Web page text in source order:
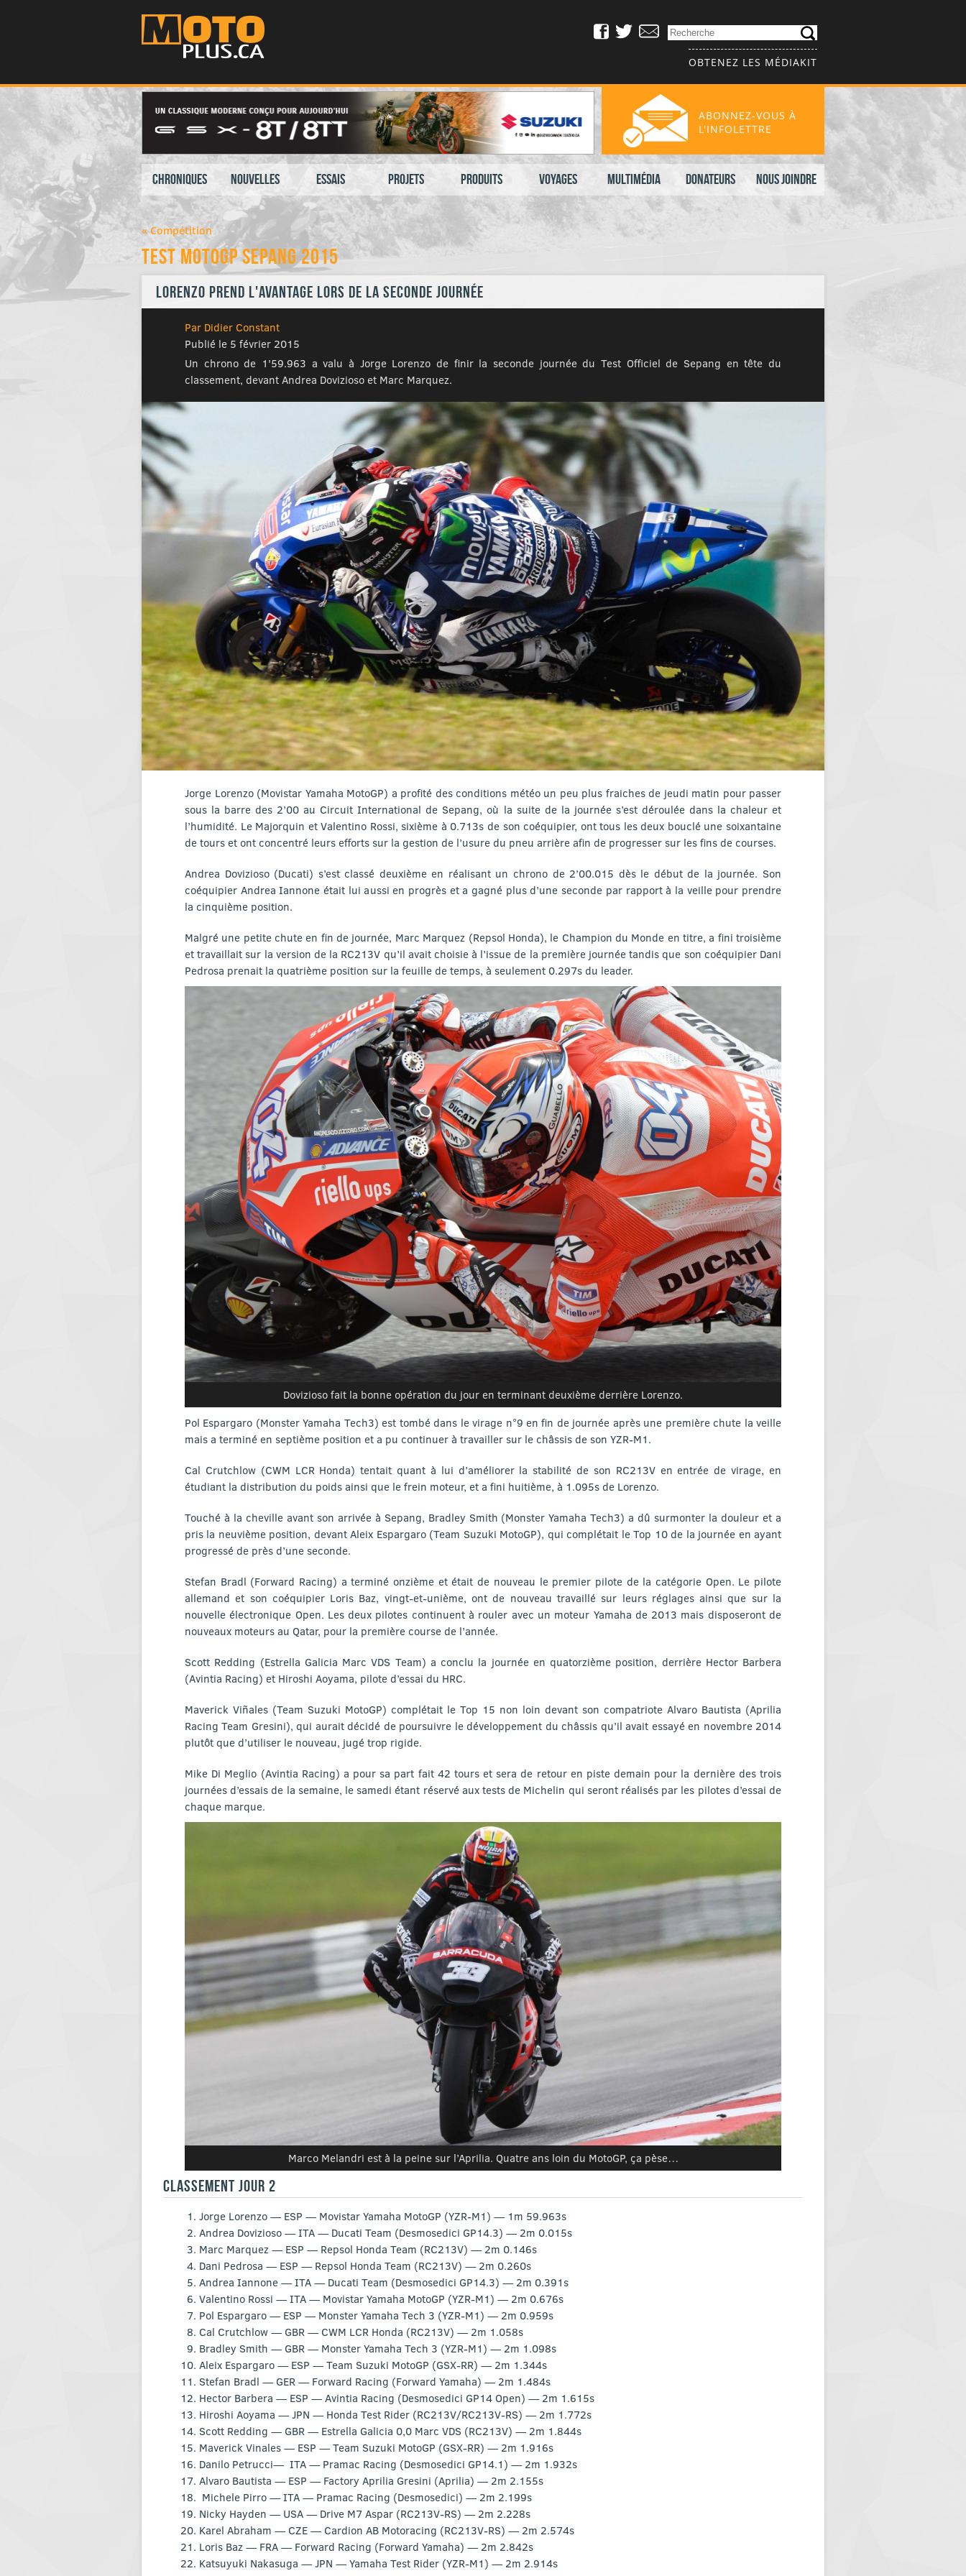
OBTENEZ LES MÉDIAKIT
Chroniques Nouvelles Essais Projets Produits Voyages Multimédia Donateurs Nous joindre
ABONNEZ-VOUS À
L'INFOLETTRE
« Compétition
Test MotoGP Sepang 2015
Lorenzo prend l'avantage lors de la seconde journée
Par Didier Constant
Publié le 5 février 2015
Un chrono de 1'59.963 a valu à Jorge Lorenzo de finir la seconde journée du Test Officiel de Sepang en tête du
classement, devant Andrea Dovizioso et Marc Marquez.
Jorge Lorenzo (Movistar Yamaha MotoGP) a profité des conditions météo un peu plus fraiches de jeudi matin pour passer
sous la barre des 2’00 au Circuit International de Sepang, où la suite de la journée s’est déroulée dans la chaleur et
l’humidité. Le Majorquin et Valentino Rossi, sixième à 0.713s de son coéquipier, ont tous les deux bouclé une soixantaine
de tours et ont concentré leurs efforts sur la gestion de l’usure du pneu arrière afin de progresser sur les fins de courses.
Andrea Dovizioso (Ducati) s’est classé deuxième en réalisant un chrono de 2’00.015 dès le début de la journée. Son
coéquipier Andrea Iannone était lui aussi en progrès et a gagné plus d’une seconde par rapport à la veille pour prendre
la cinquième position.
Malgré une petite chute en fin de journée, Marc Marquez (Repsol Honda), le Champion du Monde en titre, a fini troisième
et travaillait sur la version de la RC213V qu’il avait choisie à l’issue de la première journée tandis que son coéquipier Dani
Pedrosa prenait la quatrième position sur la feuille de temps, à seulement 0.297s du leader.
Dovizioso fait la bonne opération du jour en terminant deuxième derrière Lorenzo.
Pol Espargaro (Monster Yamaha Tech3) est tombé dans le virage n°9 en fin de journée après une première chute la veille
mais a terminé en septième position et a pu continuer à travailler sur le châssis de son YZR-M1.
Cal Crutchlow (CWM LCR Honda) tentait quant à lui d’améliorer la stabilité de son RC213V en entrée de virage, en
étudiant la distribution du poids ainsi que le frein moteur, et a fini huitième, à 1.095s de Lorenzo.
Touché à la cheville avant son arrivée à Sepang, Bradley Smith (Monster Yamaha Tech3) a dû surmonter la douleur et a
pris la neuvième position, devant Aleix Espargaro (Team Suzuki MotoGP), qui complétait le Top 10 de la journée en ayant
progressé de près d’une seconde.
Stefan Bradl (Forward Racing) a terminé onzième et était de nouveau le premier pilote de la catégorie Open. Le pilote
allemand et son coéquipier Loris Baz, vingt-et-unième, ont de nouveau travaillé sur leurs réglages ainsi que sur la
nouvelle électronique Open. Les deux pilotes continuent à rouler avec un moteur Yamaha de 2013 mais disposeront de
nouveaux moteurs au Qatar, pour la première course de l’année.
Scott Redding (Estrella Galicia Marc VDS Team) a conclu la journée en quatorzième position, derrière Hector Barbera
(Avintia Racing) et Hiroshi Aoyama, pilote d’essai du HRC.
Maverick Viñales (Team Suzuki MotoGP) complétait le Top 15 non loin devant son compatriote Alvaro Bautista (Aprilia
Racing Team Gresini), qui aurait décidé de poursuivre le développement du châssis qu’il avait essayé en novembre 2014
plutôt que d’utiliser le nouveau, jugé trop rigide.
Mike Di Meglio (Avintia Racing) a pour sa part fait 42 tours et sera de retour en piste demain pour la dernière des trois
journées d’essais de la semaine, le samedi étant réservé aux tests de Michelin qui seront réalisés par les pilotes d’essai de
chaque marque.
Marco Melandri est à la peine sur l’Aprilia. Quatre ans loin du MotoGP, ça pèse…
CLASSEMENT JOUR 2
Jorge Lorenzo — ESP — Movistar Yamaha MotoGP (YZR-M1) — 1m 59.963s
Andrea Dovizioso — ITA — Ducati Team (Desmosedici GP14.3) — 2m 0.015s
Marc Marquez — ESP — Repsol Honda Team (RC213V) — 2m 0.146s
Dani Pedrosa — ESP — Repsol Honda Team (RC213V) — 2m 0.260s
Andrea Iannone — ITA — Ducati Team (Desmosedici GP14.3) — 2m 0.391s
Valentino Rossi — ITA — Movistar Yamaha MotoGP (YZR-M1) — 2m 0.676s
Pol Espargaro — ESP — Monster Yamaha Tech 3 (YZR-M1) — 2m 0.959s
Cal Crutchlow — GBR — CWM LCR Honda (RC213V) — 2m 1.058s
Bradley Smith — GBR — Monster Yamaha Tech 3 (YZR-M1) — 2m 1.098s
Aleix Espargaro — ESP — Team Suzuki MotoGP (GSX-RR) — 2m 1.344s
Stefan Bradl — GER — Forward Racing (Forward Yamaha) — 2m 1.484s
Hector Barbera — ESP — Avintia Racing (Desmosedici GP14 Open) — 2m 1.615s
Hiroshi Aoyama — JPN — Honda Test Rider (RC213V/RC213V-RS) — 2m 1.772s
Scott Redding — GBR — Estrella Galicia 0,0 Marc VDS (RC213V) — 2m 1.844s
Maverick Vinales — ESP — Team Suzuki MotoGP (GSX-RR) — 2m 1.916s
Danilo Petrucci— ITA — Pramac Racing (Desmosedici GP14.1) — 2m 1.932s
Alvaro Bautista — ESP — Factory Aprilia Gresini (Aprilia) — 2m 2.155s
Michele Pirro — ITA — Pramac Racing (Desmosedici) — 2m 2.199s
Nicky Hayden — USA — Drive M7 Aspar (RC213V-RS) — 2m 2.228s
Karel Abraham — CZE — Cardion AB Motoracing (RC213V-RS) — 2m 2.574s
Loris Baz — FRA — Forward Racing (Forward Yamaha) — 2m 2.842s
Katsuyuki Nakasuga — JPN — Yamaha Test Rider (YZR-M1) — 2m 2.914s